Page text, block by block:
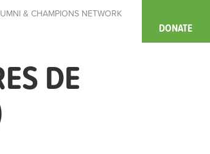
& CHAMPIONS NETWORK
DONATE
DE